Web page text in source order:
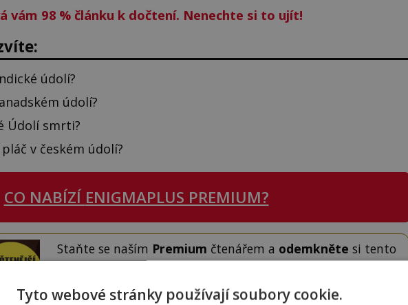
vám 98 %článku k dočtení. Nenechte si to ujít!
údolí?
údolí?
Údolí smrti?
v českém údolí?
CO NABÍZÍ ENIGMAPLUS PREMIUM?
Staňte se naším Premium čtenářem a odemkněte si tento
Navíc od nás obdržíte i celou řadu
hodnotných bonusů
Tyto webové stránky používají soubory cookie.